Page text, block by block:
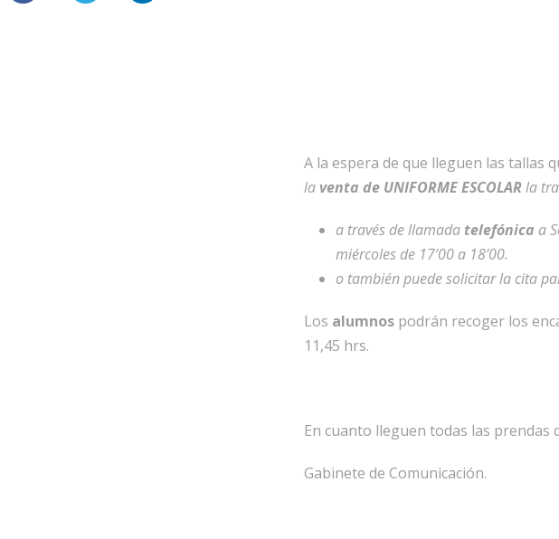
A la espera de que lleguen las tallas
la venta de UNIFORME ESCOLARla
a través de llamada telefónica a
miércoles de 17’00 a 18’00.
o también puede solicitar la cita
Los alumnos podrán recoger los
11,45 hrs.
En cuanto lleguen todas las prendas
Gabinete de Comunicación.